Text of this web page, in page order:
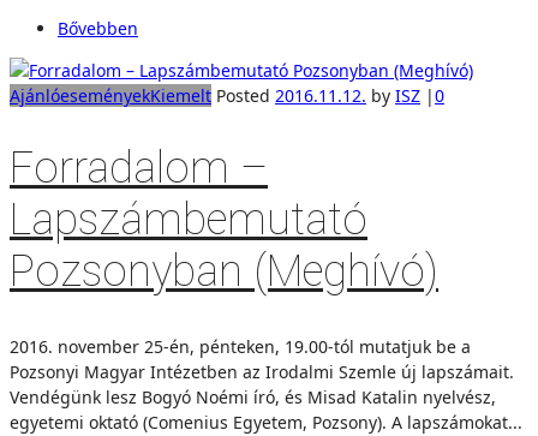
Bővebben
AjánlóeseményekKiemelt Posted 2016.11.12. by ISZ |0
Forradalom –
Lapszámbemutató
Pozsonyban (Meghívó)
2016. november 25-én, pénteken, 19.00-tól mutatjuk be a
Pozsonyi Magyar Intézetben az Irodalmi Szemle új lapszámait.
Vendégünk lesz Bogyó Noémi író, és Misad Katalin nyelvész,
egyetemi oktató (Comenius Egyetem, Pozsony). A lapszámokat...